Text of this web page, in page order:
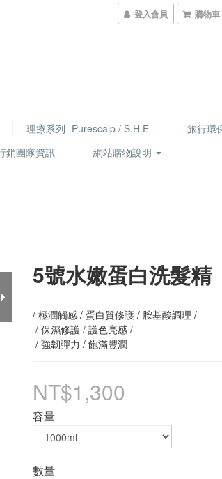
登入會員 購物車
理療系列- Purescalp / S.H.E
旅行環
銷團隊資訊 網站購物說明
5號水嫩蛋白洗髮精
/ 極潤觸感 / 蛋白質修護 / 胺基酸調理 /
/ 保濕修護 / 護色亮感 /
/ 強韌彈力 / 飽滿豐潤
NT$1,300
容量
數量